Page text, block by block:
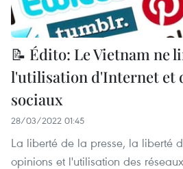
📝 Édito: Le Vietnam ne
l'utilisation d'Internet et
sociaux
28/03/2022 01:45
La liberté de la presse, la liberté
opinions et l'utilisation des